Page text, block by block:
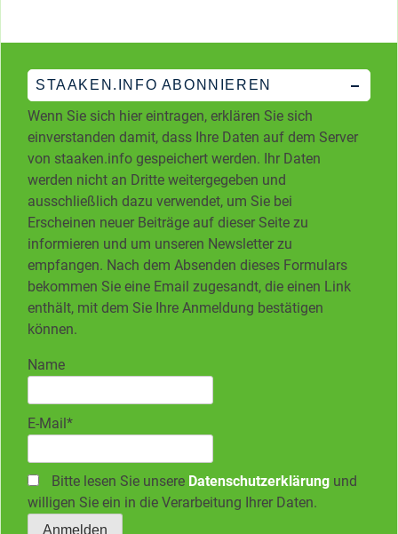
STAAKEN.INFO ABONNIEREN
Wenn Sie sich hier eintragen, erklären Sie sich
einverstanden damit, dass Ihre Daten auf dem Server
von staaken.info gespeichert werden. Ihr Daten
werden nicht an Dritte weitergegeben und
ausschließlich dazu verwendet, um Sie bei
Erscheinen neuer Beiträge auf dieser Seite zu
informieren und um unseren Newsletter zu
empfangen. Nach dem Absenden dieses Formulars
bekommen Sie eine Email zugesandt, die einen Link
enthält, mit dem Sie Ihre Anmeldung bestätigen
können.
Name
E-Mail*
Bitte lesen Sie unsere Datenschutzerklärung und
willigen Sie ein in die Verarbeitung Ihrer Daten.